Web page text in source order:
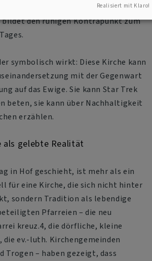
Spiritualität, die Einfachheit
den ruhigen Kontrapunkt zum
symbolisch wirkt: Diese Kirche kann
mit der Gegenwart
auf das Ewige. Sie kann Star Trek
beten, sie kann über Nachhaltigkeit
erzählen.
als gelebte Realität
in Hof geschieht, ist mehr als ein
für eine Kirche, die sich nicht hinter
sondern Tradition als lebendige
Pfarreien – die neu
kreuz.4, die dörfliche, kleine
die ev.-luth. Kirchengemeinden
Trogen – haben gezeigt, dass
Realisiert mit Klaro!